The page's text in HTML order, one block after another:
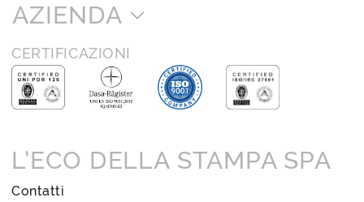
AZIENDA
CERTIFICAZIONI
L’ECO DELLA STAMPA SPA
Contatti